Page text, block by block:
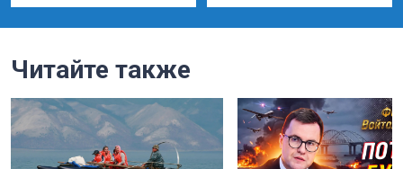
Читайте также